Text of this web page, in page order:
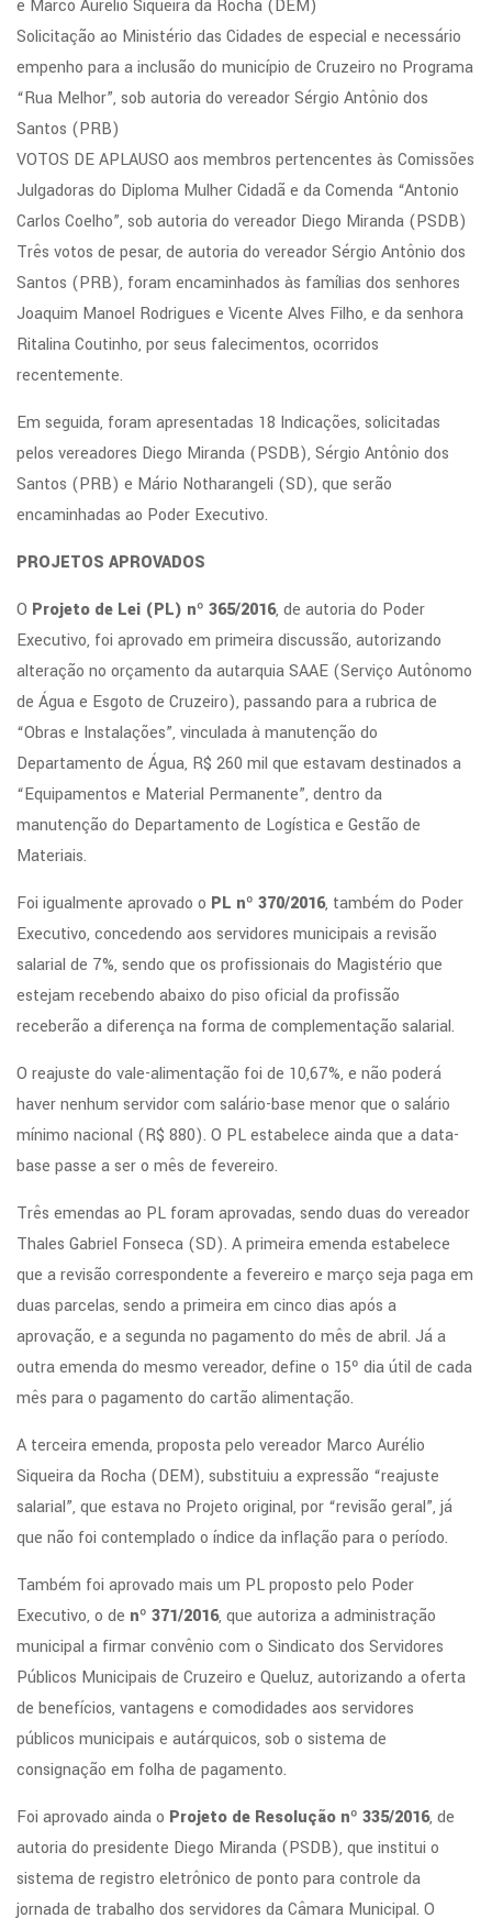
e Marco Aurélio Siqueira da Rocha (DEM)
Solicitação ao Ministério das Cidades de especial e necessário
empenho para a inclusão do município de Cruzeiro no Programa
“Rua Melhor”, sob autoria do vereador Sérgio Antônio dos
Santos (PRB)
VOTOS DE APLAUSO aos membros pertencentes às Comissões
Julgadoras do Diploma Mulher Cidadã e da Comenda “Antonio
Carlos Coelho”, sob autoria do vereador Diego Miranda (PSDB)
Três votos de pesar, de autoria do vereador Sérgio Antônio dos
Santos (PRB), foram encaminhados às famílias dos senhores
Joaquim Manoel Rodrigues e Vicente Alves Filho, e da senhora
Ritalina Coutinho, por seus falecimentos, ocorridos
recentemente.
Em seguida, foram apresentadas 18 Indicações, solicitadas
pelos vereadores Diego Miranda (PSDB), Sérgio Antônio dos
Santos (PRB) e Mário Notharangeli (SD), que serão
encaminhadas ao Poder Executivo.
PROJETOS APROVADOS
O Projeto de Lei (PL) nº 365/2016, de autoria do Poder
Executivo, foi aprovado em primeira discussão, autorizando
alteração no orçamento da autarquia SAAE (Serviço Autônomo
de Água e Esgoto de Cruzeiro), passando para a rubrica de
“Obras e Instalações”, vinculada à manutenção do
Departamento de Água, R$ 260 mil que estavam destinados a
“Equipamentos e Material Permanente”, dentro da
manutenção do Departamento de Logística e Gestão de
Materiais.
Foi igualmente aprovado o PL nº 370/2016, também do Poder
Executivo, concedendo aos servidores municipais a revisão
salarial de 7%, sendo que os profissionais do Magistério que
estejam recebendo abaixo do piso oficial da profissão
receberão a diferença na forma de complementação salarial.
O reajuste do vale-alimentação foi de 10,67%, e não poderá
haver nenhum servidor com salário-base menor que o salário
mínimo nacional (R$ 880). O PL estabelece ainda que a data-
base passe a ser o mês de fevereiro.
Três emendas ao PL foram aprovadas, sendo duas do vereador
Thales Gabriel Fonseca (SD). A primeira emenda estabelece
que a revisão correspondente a fevereiro e março seja paga em
duas parcelas, sendo a primeira em cinco dias após a
aprovação, e a segunda no pagamento do mês de abril. Já a
outra emenda do mesmo vereador, define o 15º dia útil de cada
mês para o pagamento do cartão alimentação.
A terceira emenda, proposta pelo vereador Marco Aurélio
Siqueira da Rocha (DEM), substituiu a expressão “reajuste
salarial”, que estava no Projeto original, por “revisão geral”, já
que não foi contemplado o índice da inflação para o período.
Também foi aprovado mais um PL proposto pelo Poder
Executivo, o de nº 371/2016, que autoriza a administração
municipal a firmar convênio com o Sindicato dos Servidores
Públicos Municipais de Cruzeiro e Queluz, autorizando a oferta
de benefícios, vantagens e comodidades aos servidores
públicos municipais e autárquicos, sob o sistema de
consignação em folha de pagamento.
Foi aprovado ainda o Projeto de Resolução nº 335/2016, de
autoria do presidente Diego Miranda (PSDB), que institui o
sistema de registro eletrônico de ponto para controle da
jornada de trabalho dos servidores da Câmara Municipal. O